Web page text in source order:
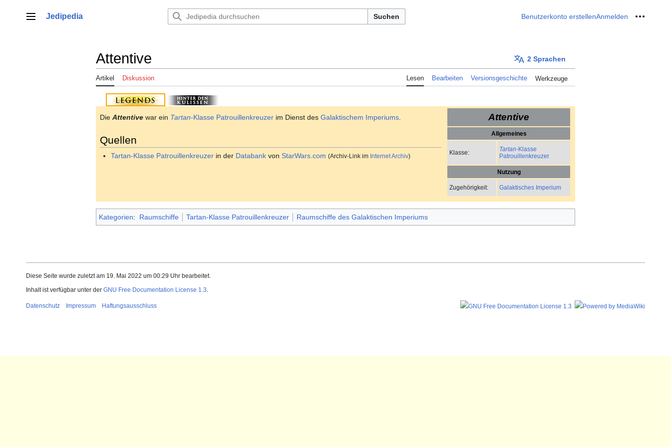
springenHauptmenü
Jedipedia Suchen Benutzerkonto erstellenAnmelden Meine
Attentive 2 Sprachen
Artikel Diskussion Lesen Bearbeiten Versionsgeschichte Werkzeuge
Attentive
Allgemeines
Klasse:
Tartan-Klasse
Patrouillenkreuzer
Nutzung
Zugehörigkeit: Galaktisches Imperium
Die Attentive war ein Tartan-Klasse Patrouillenkreuzer im Dienst des Galaktischem Imperiums
Quellen
Tartan-Klasse Patrouillenkreuzer in der Databank vonStarWars.com (Archiv-Link im Internet Archiv)
Kategorien: Raumschiffe Tartan-Klasse Patrouillenkreuzer Raumschiffe des Galaktischen Imperiums
Diese Seite wurde zuletzt am 19. Mai 2022 um 00:29 Uhr bearbeitet.
Inhalt ist verfügbar unter der GNU Free Documentation License 1.3
Datenschutz Impressum Haftungsausschluss